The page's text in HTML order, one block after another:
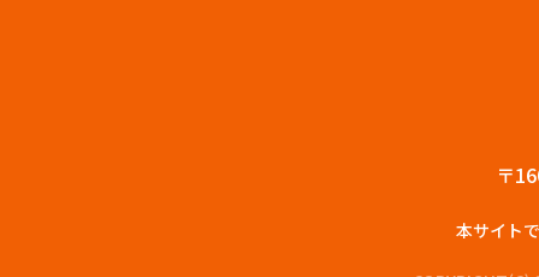
〒
本サイト